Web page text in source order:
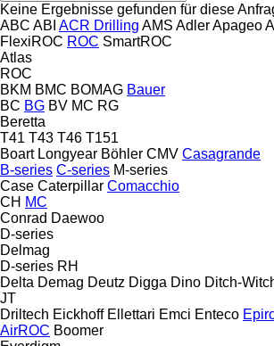
Keine Ergebnisse gefunden für diese
ABC ABI ACR Drilling AMS AdlerApageo
FlexiROC ROC SmartROC
Atlas
ROC
BKM BMC BOMAG Bauer
BC BG BV MC RG
Beretta
T41 T43 T46 T151
Boart Longyear Böhler CMV Casagrande
B-series C-series M-series
Case Caterpillar Comacchio
CH MC
Conrad Daewoo
D-series
Delmag
D-series RH
Delta Demag Deutz Digga Dino Ditch-
JT
Driltech Eickhoff Ellettari Emci Enteco
AirROC Boomer